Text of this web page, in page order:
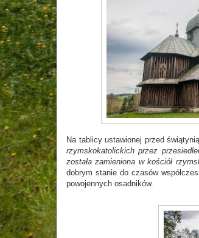
Na tablicy ustawionej przed
rzymskokatolickich przez
została zamieniona w kościół
dobrym stanie do czasów
powojennych osadników.